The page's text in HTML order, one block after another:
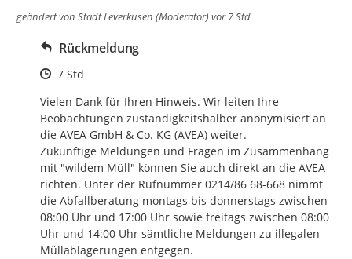
geändert von Stadt Leverkusen (Moderator)vor 7 Std
Rückmeldung
Zeitpunkt des Erstellens
7 Std
Vielen Dank für Ihren Hinweis. Wir leiten Ihre
Beobachtungen zuständigkeitshalber anonymisiert an
die AVEA GmbH & Co. KG (AVEA) weiter.
Zukünftige Meldungen und Fragen im Zusammenhang
mit "wildem Müll" können Sie auch direkt an die AVEA
richten. Unter der Rufnummer 0214/86 68-668 nimmt
die Abfallberatung montags bis donnerstags zwischen
08:00 Uhr und 17:00 Uhr sowie freitags zwischen 08:00
Uhr und 14:00 Uhr sämtliche Meldungen zu illegalen
Müllablagerungen entgegen.